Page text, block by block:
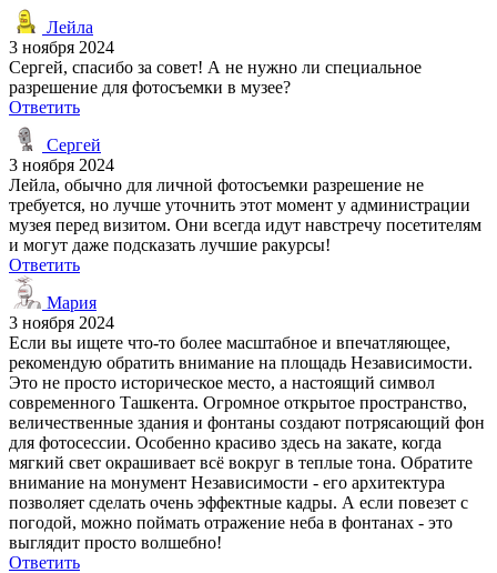
Лейла
3 ноября 2024
Сергей, спасибо за совет! А не нужно ли специальное
разрешение для фотосъемки в музее?
Ответить
Сергей
3 ноября 2024
Лейла, обычно для личной фотосъемки разрешение не
требуется, но лучше уточнить этот момент у администрации
музея перед визитом. Они всегда идут навстречу посетителям
и могут даже подсказать лучшие ракурсы!
Ответить
Мария
3 ноября 2024
Если вы ищете что-то более масштабное и впечатляющее,
рекомендую обратить внимание на площадь Независимости.
Это не просто историческое место, а настоящий символ
современного Ташкента. Огромное открытое пространство,
величественные здания и фонтаны создают потрясающий фон
для фотосессии. Особенно красиво здесь на закате, когда
мягкий свет окрашивает всё вокруг в теплые тона. Обратите
внимание на монумент Независимости - его архитектура
позволяет сделать очень эффектные кадры. А если повезет с
погодой, можно поймать отражение неба в фонтанах - это
выглядит просто волшебно!
Ответить